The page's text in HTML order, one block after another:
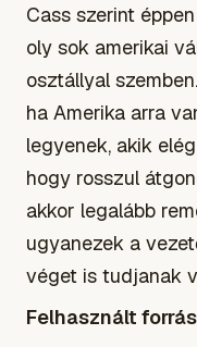
Cass szerint
oly sok amerikai
osztállyal
ha Amerika arra
legyenek, akik
hogy rosszul
akkor legalább
ugyanezek a
véget is tudjanak
Felhasznált